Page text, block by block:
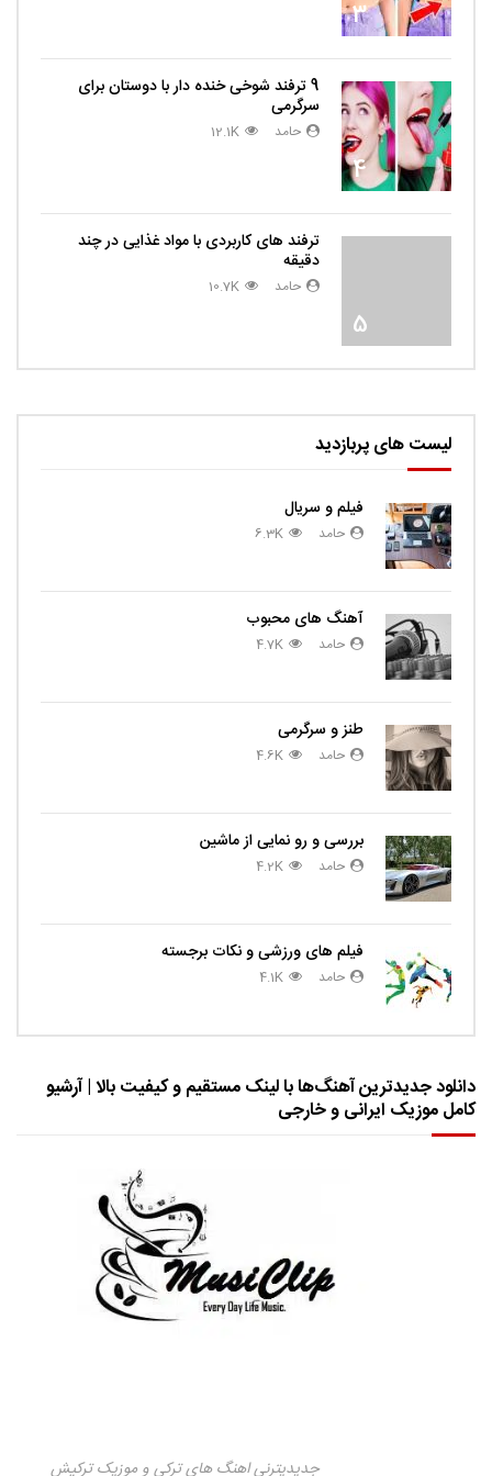
3
4
9 ترفند شوخی خنده دار با دوستان برای
سرگرمی
حامد 12.1K
5
ترفند های کاربردی با مواد غذایی در چند
دقیقه
حامد 10.7K
لیست های پربازدید
فیلم و سریال
حامد 6.3K
آهنگ های محبوب
حامد 4.7K
طنز و سرگرمی
حامد 4.6K
بررسی و رو نمایی از ماشین
حامد 4.2K
فیلم های ورزشی و نکات برجسته
حامد 4.1K
دانلود جدیدترین آهنگ‌ها با لینک مستقیم و کیفیت بالا | آرشیو
کامل موزیک ایرانی و خارجی
جدیدیترنی اهنگ های ترکی و موزیک ترکیش